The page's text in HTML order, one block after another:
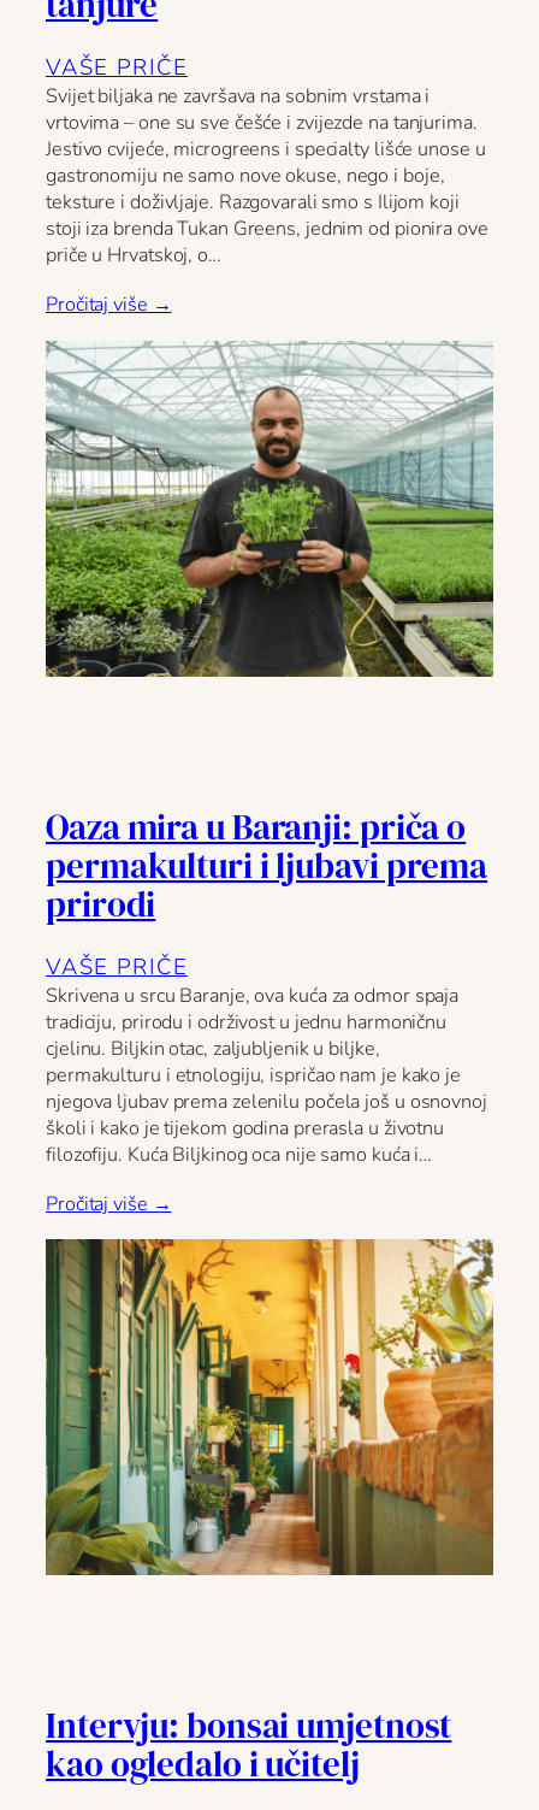
VAŠE PRIČE
Svijet biljaka ne završava na sobnim vrstama i
vrtovima – one su sve češće i zvijezde na tanjurima.
Jestivo cvijeće, microgreens i specialty lišće unose u
gastronomiju ne samo nove okuse, nego i boje,
teksture i doživljaje. Razgovarali smo s Ilijom koji
stoji iza brenda Tukan Greens, jednim od pionira ove
priče u Hrvatskoj, o…
Pročitaj više →
Oaza mira u Baranji: priča o
permakulturi i ljubavi prema
prirodi
VAŠE PRIČE
Skrivena u srcu Baranje, ova kuća za odmor spaja
tradiciju, prirodu i održivost u jednu harmoničnu
cjelinu. Biljkin otac, zaljubljenik u biljke,
permakulturu i etnologiju, ispričao nam je kako je
njegova ljubav prema zelenilu počela još u osnovnoj
školi i kako je tijekom godina prerasla u životnu
filozofiju. Kuća Biljkinog oca nije samo kuća i…
Pročitaj više →
Intervju: bonsai umjetnost
kao ogledalo i učitelj